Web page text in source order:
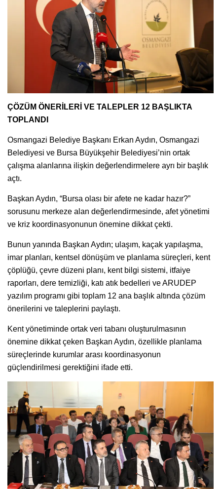
ÇÖZÜM ÖNERİLERİ VE TALEPLER 12 BAŞLIKTA
TOPLANDI
Osmangazi Belediye Başkanı Erkan Aydın, Osmangazi
Belediyesi ve Bursa Büyükşehir Belediyesi’nin ortak
çalışma alanlarına ilişkin değerlendirmelere ayrı bir başlık
açtı.
Başkan Aydın, “Bursa olası bir afete ne kadar hazır?”
sorusunu merkeze alan değerlendirmesinde, afet yönetimi
ve kriz koordinasyonunun önemine dikkat çekti.
Bunun yanında Başkan Aydın; ulaşım, kaçak yapılaşma,
imar planları, kentsel dönüşüm ve planlama süreçleri, kent
çöplüğü, çevre düzeni planı, kent bilgi sistemi, itfaiye
raporları, dere temizliği, katı atık bedelleri ve ARUDEP
yazılım programı gibi toplam 12 ana başlık altında çözüm
önerilerini ve taleplerini paylaştı.
Kent yönetiminde ortak veri tabanı oluşturulmasının
önemine dikkat çeken Başkan Aydın, özellikle planlama
süreçlerinde kurumlar arası koordinasyonun
güçlendirilmesi gerektiğini ifade etti.